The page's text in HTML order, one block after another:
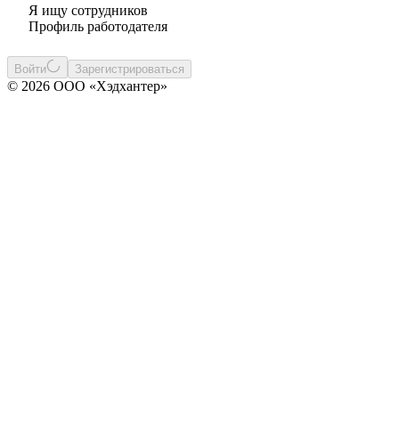
Я ищу сотрудников
Профиль работодателя
Войти Зарегистрироваться
© 2026 ООО «Хэдхантер»